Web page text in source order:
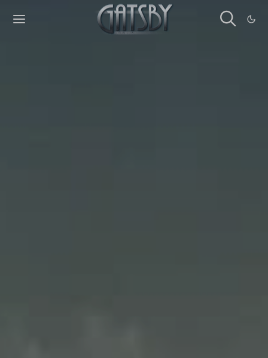
Cookies management panel